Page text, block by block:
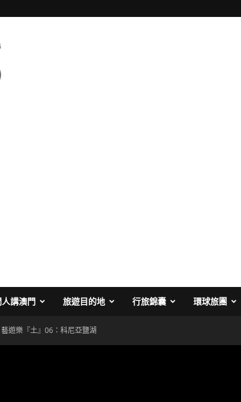
講澳門 旅遊目的地 行旅錦囊 環球旅團
藝遊樂『土』06：科尼亞鹽湖